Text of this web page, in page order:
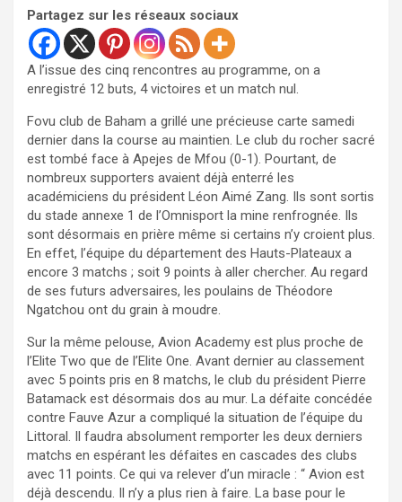
Partagez sur les réseaux sociaux
A l’issue des cinq rencontres au programme, on a
enregistré 12 buts, 4 victoires et un match nul.
Fovu club de Baham a grillé une précieuse carte samedi
dernier dans la course au maintien. Le club du rocher sacré
est tombé face à Apejes de Mfou (0-1). Pourtant, de
nombreux supporters avaient déjà enterré les
académiciens du président Léon Aimé Zang. Ils sont sortis
du stade annexe 1 de l’Omnisport la mine renfrognée. Ils
sont désormais en prière même si certains n’y croient plus.
En effet, l’équipe du département des Hauts-Plateaux a
encore 3 matchs ; soit 9 points à aller chercher. Au regard
de ses futurs adversaires, les poulains de Théodore
Ngatchou ont du grain à moudre.
Sur la même pelouse, Avion Academy est plus proche de
l’Elite Two que de l’Elite One. Avant dernier au classement
avec 5 points pris en 8 matchs, le club du président Pierre
Batamack est désormais dos au mur. La défaite concédée
contre Fauve Azur a compliqué la situation de l’équipe du
Littoral. Il faudra absolument remporter les deux derniers
matchs en espérant les défaites en cascades des clubs
avec 11 points. Ce qui va relever d’un miracle : “ Avion est
déjà descendu. Il n’y a plus rien à faire. La base pour le